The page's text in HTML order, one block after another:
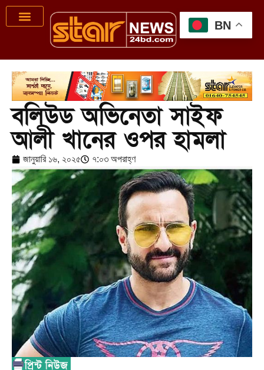
বলিউড অভিনেতা সাইফ
আলী খানের ওপর হামলা
জানুয়ারি ১৬, ২০২৫ ৭:০৩ অপরাহ্ণ
BN